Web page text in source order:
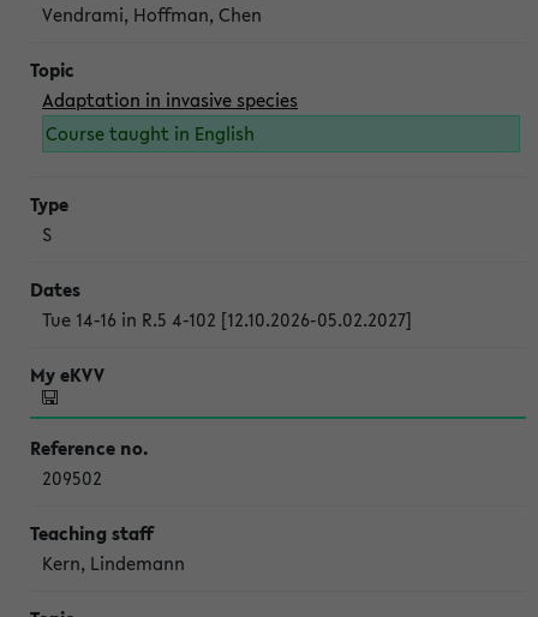
Vendrami, Hoffman, Chen
Adaptation in invasive species
Course taught in English
S
Tue 14-16 in R.5 4-102 [12.10.2026-05.02.2027]
209502
Kern, Lindemann